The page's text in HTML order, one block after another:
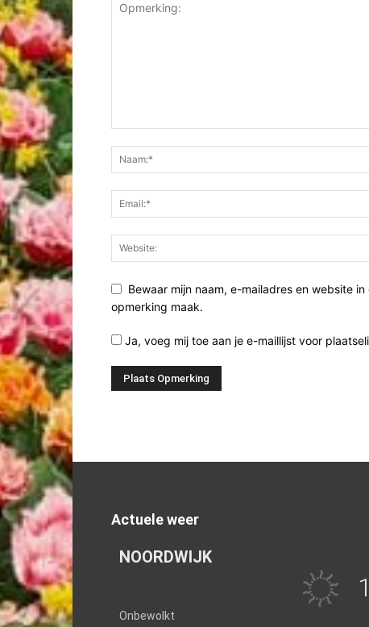
Bewaar mijn naam, e-mailadres en website
opmerking maak.
Ja, voeg mij toe aan je e-maillijst voor
Actuele weer
NOORDWIJK
Onbewolkt